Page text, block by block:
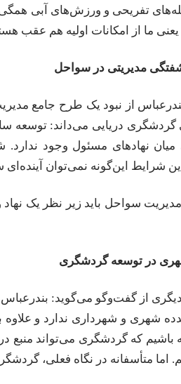
تفریحی و ورزش‌های آبی
یعنی ما از امکانات اولیه هم عقب
مدیریتی در سواحل
از نبود یک طرح جامع
دریایی می‌داند: توسعه
میان نهادهای مسئول وجود
شرایط این‌گونه نمی‌توان
سواحل باید زیر نظر یک
در توسعه گردشگری
از گفت‌وگو می‌گوید:
شهری و شهرداری ندارد و
باشیم که گردشگری می‌تواند منبع
اما متأسفانه در نگاه فعلی،